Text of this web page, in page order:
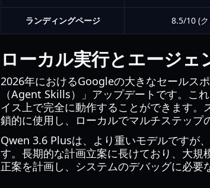
ランディングページ 8.5/10 (
ローカル実行とエージェ
2026年におけるGoogleの大きなセールス
（Agent Skills）」アップデートです。こ
イス上で完全に動作することができます
鎖的に使用し、ローカルでマルチステップ
Qwen 3.6 Plusは、より重いモデルですが
す。長期的な計画立案に長けており、大
正案を計画し、システムのデバッグに必要